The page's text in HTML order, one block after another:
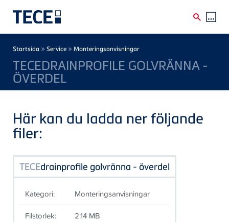
Breadcrumb
Startsida » Service » Monteringsanvisningar
TECEDRAINPROFILE GOLVRÄNNA -
ÖVERDEL
Här kan du ladda ner följande
filer:
TECEdrainprofile golvränna - överdel
Kategori: Monteringsanvisningar
Filstorlek: 2.14 MB